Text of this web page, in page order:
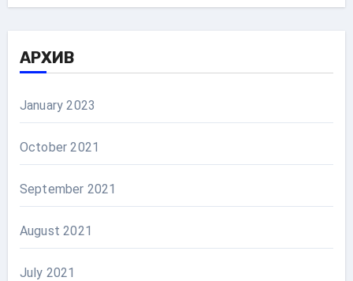
АРХИВ
January 2023
October 2021
September 2021
August 2021
July 2021